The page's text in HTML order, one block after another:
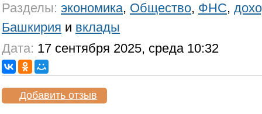
Разделы: экономика, Общество, ФНС,
Башкирия и вклады
Дата: 17 сентября 2025, среда 10:32
Добавить отзыв